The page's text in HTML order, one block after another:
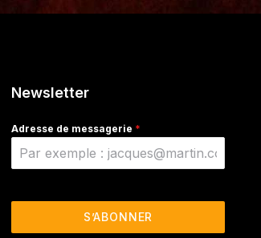
Newsletter
Adresse de messagerie *
S’ABONNER